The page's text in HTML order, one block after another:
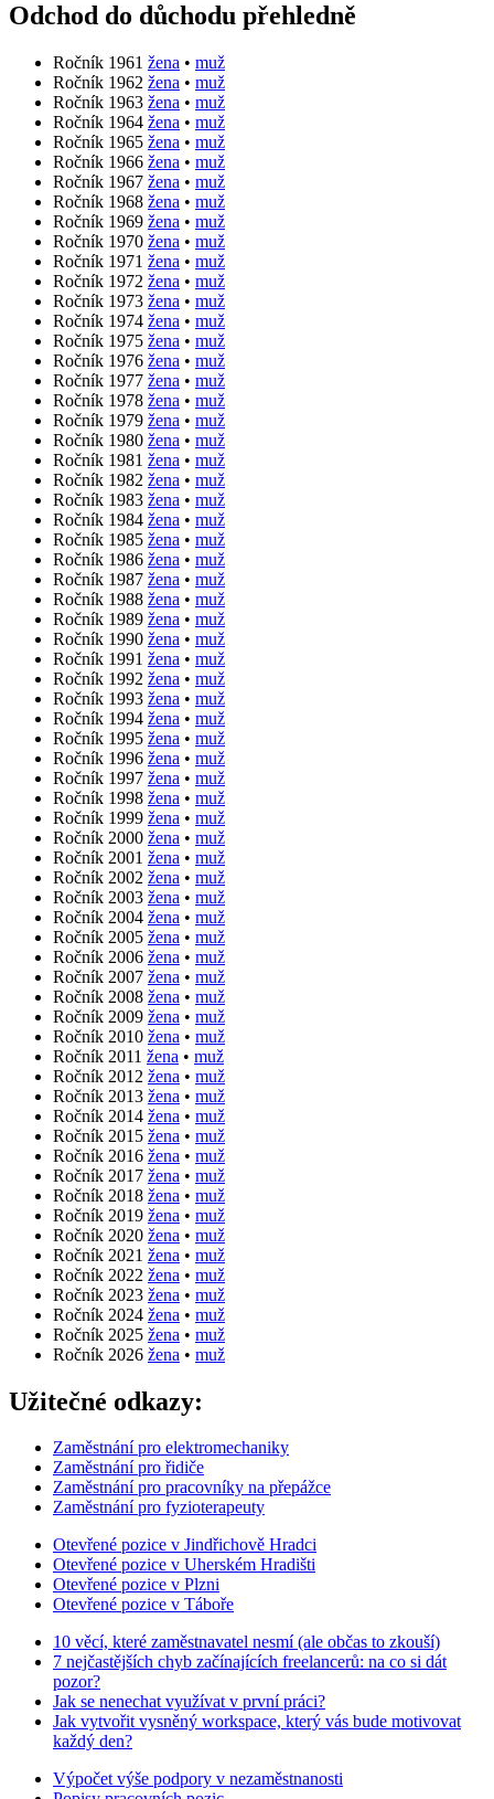
Odchod do důchodu přehledně
Ročník 1961 žena • muž
Ročník 1962 žena • muž
Ročník 1963 žena • muž
Ročník 1964 žena • muž
Ročník 1965 žena • muž
Ročník 1966 žena • muž
Ročník 1967 žena • muž
Ročník 1968 žena • muž
Ročník 1969 žena • muž
Ročník 1970 žena • muž
Ročník 1971 žena • muž
Ročník 1972 žena • muž
Ročník 1973 žena • muž
Ročník 1974 žena • muž
Ročník 1975 žena • muž
Ročník 1976 žena • muž
Ročník 1977 žena • muž
Ročník 1978 žena • muž
Ročník 1979 žena • muž
Ročník 1980 žena • muž
Ročník 1981 žena • muž
Ročník 1982 žena • muž
Ročník 1983 žena • muž
Ročník 1984 žena • muž
Ročník 1985 žena • muž
Ročník 1986 žena • muž
Ročník 1987 žena • muž
Ročník 1988 žena • muž
Ročník 1989 žena • muž
Ročník 1990 žena • muž
Ročník 1991 žena • muž
Ročník 1992 žena • muž
Ročník 1993 žena • muž
Ročník 1994 žena • muž
Ročník 1995 žena • muž
Ročník 1996 žena • muž
Ročník 1997 žena • muž
Ročník 1998 žena • muž
Ročník 1999 žena • muž
Ročník 2000 žena • muž
Ročník 2001 žena • muž
Ročník 2002 žena • muž
Ročník 2003 žena • muž
Ročník 2004 žena • muž
Ročník 2005 žena • muž
Ročník 2006 žena • muž
Ročník 2007 žena • muž
Ročník 2008 žena • muž
Ročník 2009 žena • muž
Ročník 2010 žena • muž
Ročník 2011 žena • muž
Ročník 2012 žena • muž
Ročník 2013 žena • muž
Ročník 2014 žena • muž
Ročník 2015 žena • muž
Ročník 2016 žena • muž
Ročník 2017 žena • muž
Ročník 2018 žena • muž
Ročník 2019 žena • muž
Ročník 2020 žena • muž
Ročník 2021 žena • muž
Ročník 2022 žena • muž
Ročník 2023 žena • muž
Ročník 2024 žena • muž
Ročník 2025 žena • muž
Ročník 2026 žena • muž
Užitečné odkazy:
Zaměstnání pro elektromechaniky
Zaměstnání pro řidiče
Zaměstnání pro pracovníky na přepážce
Zaměstnání pro fyzioterapeuty
Otevřené pozice v Jindřichově Hradci
Otevřené pozice v Uherském Hradišti
Otevřené pozice v Plzni
Otevřené pozice v Táboře
10 věcí, které zaměstnavatel nesmí (ale občas to zkouší)
7 nejčastějších chyb začínajících freelancerů: na co si dát
pozor?
Jak se nenechat využívat v první práci?
Jak vytvořit vysněný workspace, který vás bude motivovat
každý den?
Výpočet výše podpory v nezaměstnanosti